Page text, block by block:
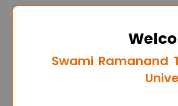
Swami Ramanand